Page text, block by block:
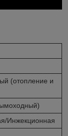
(отопление и
Инжекционная